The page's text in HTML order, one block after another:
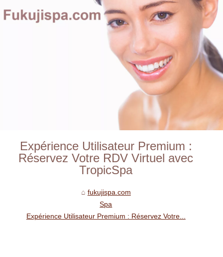
Expérience Utilisateur Premium :
Réservez Votre RDV Virtuel avec
TropicSpa
fukujispa.com
Spa
Expérience Utilisateur Premium : Réservez Votre...